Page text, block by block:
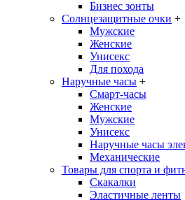
Бизнес зонты
Солнцезащитные очки +
Мужские
Женские
Унисекс
Для похода
Наручные часы +
Смарт-часы
Женские
Мужские
Унисекс
Наручные часы
Механические
Товары для спорта и
Скакалки
Эластичные ленты